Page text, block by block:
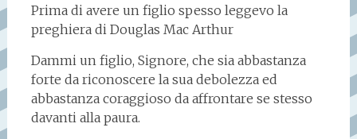
Prima di avere un figlio spesso leggevo la
preghiera di Douglas Mac Arthur
Dammi un figlio, Signore, che sia abbastanza
forte da riconoscere la sua debolezza ed
abbastanza coraggioso da affrontare se stesso
davanti alla paura.